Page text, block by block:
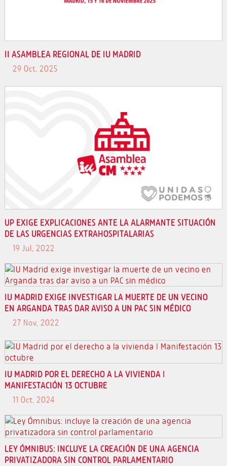
II ASAMBLEA REGIONAL DE IU MADRID
29 Oct, 2025
UP EXIGE EXPLICACIONES ANTE LA ALARMANTE SITUACIÓN
DE LAS URGENCIAS EXTRAHOSPITALARIAS
19 Jul, 2022
IU MADRID EXIGE INVESTIGAR LA MUERTE DE UN VECINO
EN ARGANDA TRAS DAR AVISO A UN PAC SIN MÉDICO
27 Nov, 2022
IU MADRID POR EL DERECHO A LA VIVIENDA |
MANIFESTACIÓN 13 OCTUBRE
11 Oct, 2024
LEY ÓMNIBUS: INCLUYE LA CREACIÓN DE UNA AGENCIA
PRIVATIZADORA SIN CONTROL PARLAMENTARIO